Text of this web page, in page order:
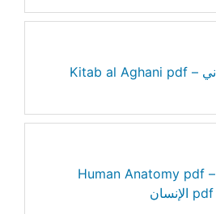
Human Anatomy pdf – تشريح جسم
الإنسان pdf